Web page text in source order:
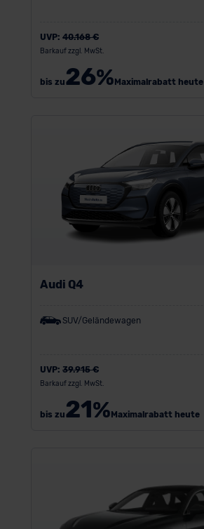
UVP: 40.168 €
Barkauf zzgl. MwSt.
bis zu26%Maximalrabatt heute
Audi Q4
SUV/Geländewagen
UVP: 39.915 €
Barkauf zzgl. MwSt.
bis zu21%Maximalrabatt heute